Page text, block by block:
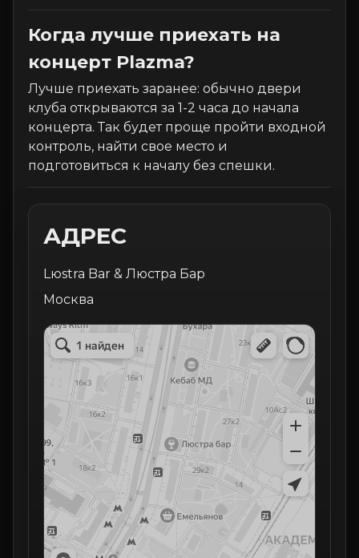
Когда лучше приехать на
концерт Plazma?
Лучше приехать заранее: обычно двери
клуба открываются за 1-2 часа до начала
концерта. Так будет проще пройти входной
контроль, найти свое место и
подготовиться к началу без спешки.
АДРЕС
Lюstra Bar & Люстра Бар
Москва